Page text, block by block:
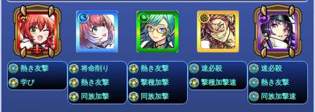
熱き友撃
学び
将命削り
熱き友撃
同族加撃
熱き友撃
撃種加撃
同族加撃
速必殺
撃種加撃速
速必殺
熱き友撃
同族加撃速